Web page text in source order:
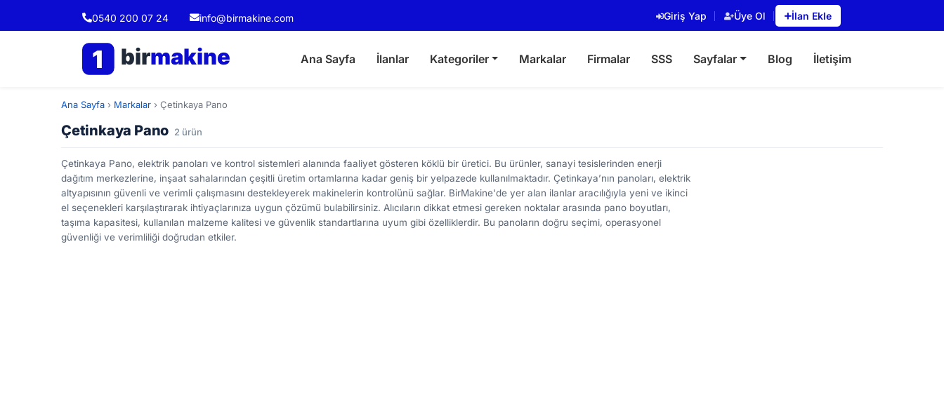
0540 200 07 24 info@birmakine.com Giriş Yap Üye Ol İlan Ekle
1 birmakine Ana Sayfa İlanlar Kategoriler Markalar Firmalar SSS Sayfalar Blog İletişim
Ana Sayfa › Markalar › Çetinkaya Pano
Çetinkaya Pano 2 ürün
Çetinkaya Pano, elektrik panoları ve kontrol sistemleri alanında faaliyet gösteren köklü bir üretici. Bu ürünler, sanayi tesislerinden enerji
dağıtım merkezlerine, inşaat sahalarından çeşitli üretim ortamlarına kadar geniş bir yelpazede kullanılmaktadır. Çetinkaya’nın panoları, elektrik
altyapısının güvenli ve verimli çalışmasını destekleyerek makinelerin kontrolünü sağlar. BirMakine'de yer alan ilanlar aracılığıyla yeni ve ikinci
el seçenekleri karşılaştırarak ihtiyaçlarınıza uygun çözümü bulabilirsiniz. Alıcıların dikkat etmesi gereken noktalar arasında pano boyutları,
taşıma kapasitesi, kullanılan malzeme kalitesi ve güvenlik standartlarına uyum gibi özelliklerdir. Bu panoların doğru seçimi, operasyonel
güvenliği ve verimliliği doğrudan etkiler.